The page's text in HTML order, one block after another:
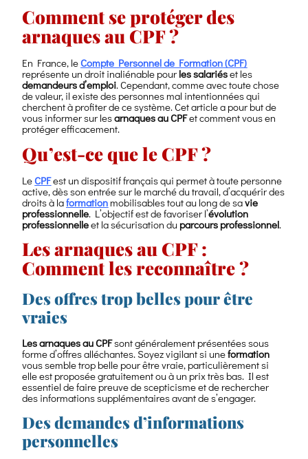
Comment se protéger des
arnaques au CPF ?
En France, leCompte Personnel de Formation (CPF)
représente un droit inaliénable pour les salariéset les
demandeurs d’emploi. Cependant, comme avec toute chose
de valeur, il existe des personnes mal intentionnées qui
cherchent à profiter de ce système. Cet article a pour but de
vous informer sur lesarnaques au CPFet comment vous en
protéger efficacement.
Qu’est-ce que le CPF ?
LeCPFest un dispositif français qui permet à toute personne
active, dès son entrée sur le marché du travail, d’acquérir des
droits à laformation mobilisables tout au long de savie
professionnelle. L’objectif est de favoriser l’évolution
professionnelleet la sécurisation du parcours professionnel.
Les arnaques au CPF :
Comment les reconnaître ?
Des offres trop belles pour être
vraies
Les arnaques au CPFsont généralement présentées sous
forme d’offres alléchantes. Soyez vigilant si uneformation
vous semble trop belle pour être vraie, particulièrement si
elle est proposée gratuitement ou à un prix très bas. Il est
essentiel de faire preuve de scepticisme et de rechercher
des informations supplémentaires avant de s’engager.
Des demandes d’informations
personnelles